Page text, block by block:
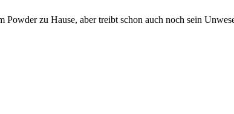
zu Hause, aber treibt schon auch noch sein